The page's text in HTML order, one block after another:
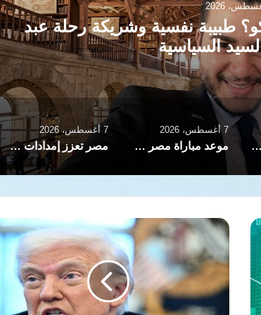
طبيبة نفسية وشريكة رحلة عبد
السياسية
تركيا والسعودية وباكستان تعتزم توقيع اتفاقية دفاع مشترك في جدة
7 أغسطس، 2026
موعد مباراة مصر وإسبانيا في نصف نهائي بطولة العالم لناشئات اليد
7 أغسطس، 2026
مصر تعزز إمدادات الغاز بسفينة تغويز خامسة في دمياط بطاقة 750 مليون قدم مكعبة يوميًا
تحقيق
لمجلة
دير
شبيغل
يكشف
تسريب